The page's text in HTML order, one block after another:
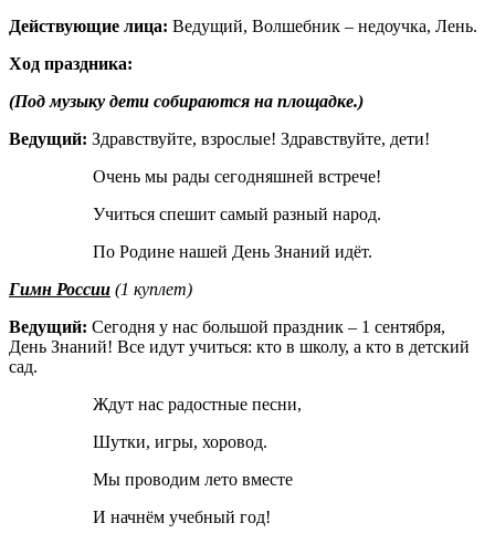
Действующие лица: Ведущий, Волшебник – недоучка, Лень.
Ход праздника:
(Под музыку дети собираются на площадке.)
Ведущий: Здравствуйте, взрослые! Здравствуйте, дети!
Очень мы рады сегодняшней встрече!
Учиться спешит самый разный народ.
По Родине нашей День Знаний идёт.
Гимн России (1 куплет)
Ведущий: Сегодня у нас большой праздник – 1 сентября,
День Знаний! Все идут учиться: кто в школу, а кто в детский
сад.
Ждут нас радостные песни,
Шутки, игры, хоровод.
Мы проводим лето вместе
И начнём учебный год!